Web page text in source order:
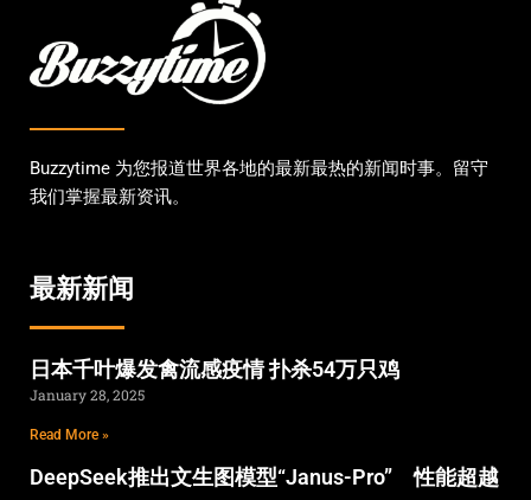
Buzzytime 为您报道世界各地的最新最热的新闻时事。留守
我们掌握最新资讯。
最新新闻
日本千叶爆发禽流感疫情 扑杀54万只鸡
January 28, 2025
Read More »
DeepSeek推出文生图模型“Janus-Pro” 性能超越